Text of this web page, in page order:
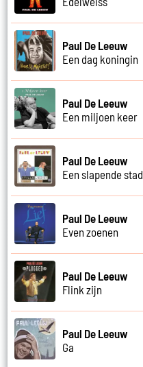
Paul De Leeuw
Een dag koningin
Paul De Leeuw
Een miljoen keer
Paul De Leeuw
Een slapende stad
Paul De Leeuw
Even zoenen
Paul De Leeuw
Flink zijn
Paul De Leeuw
Ga